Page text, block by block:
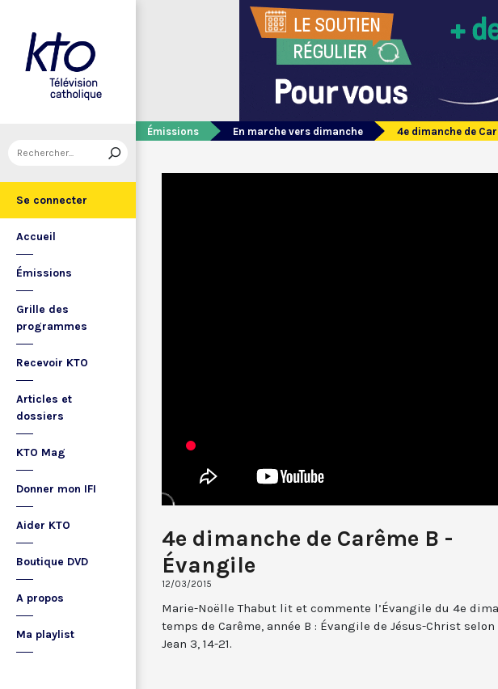
Se connecter
Accueil
Émissions
Grille des
programmes
Recevoir KTO
Articles et
dossiers
KTO Mag
Donner mon IFI
Aider KTO
Boutique DVD
A propos
Ma playlist
Émissions En marche vers dimanche 4e dimanche de
4e dimanche de Carême B -
Évangile
12/03/2015
Marie-Noëlle Thabut lit et commente l’Évangile du 4e
temps de Carême, année B : Évangile de Jésus-Christ
Jean 3, 14-21.